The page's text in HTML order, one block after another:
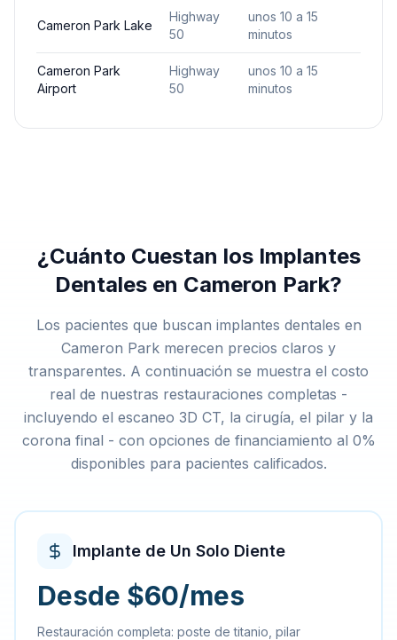
Cameron Park Lake
Highway
50
unos 10 a 15
minutos
Cameron Park
Airport
Highway
50
unos 10 a 15
minutos
¿Cuánto Cuestan los Implantes
Dentales en Cameron Park?
Los pacientes que buscan implantes dentales en
Cameron Park merecen precios claros y
transparentes. A continuación se muestra el costo
real de nuestras restauraciones completas -
incluyendo el escaneo 3D CT, la cirugía, el pilar y la
corona final - con opciones de financiamiento al 0%
disponibles para pacientes calificados.
Implante de Un Solo Diente
Desde $60/mes
Restauración completa: poste de titanio, pilar